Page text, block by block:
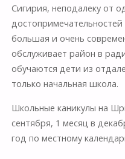
Сигирия, неподалеку от
большая и очень
обслуживает район в
обучаются дети из
только начальная школа.
Школьные каникулы на
сентября, 1 месяц в
год по местному